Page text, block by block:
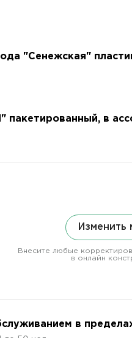
"Сенежская"
пакетированный, в
Изменить
Внесите любые
в онлайн
в